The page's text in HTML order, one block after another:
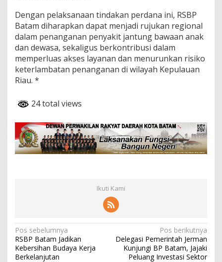
Dengan pelaksanaan tindakan perdana ini, RSBP
Batam diharapkan dapat menjadi rujukan regional
dalam penanganan penyakit jantung bawaan anak
dan dewasa, sekaligus berkontribusi dalam
memperluas akses layanan dan menurunkan risiko
keterlambatan penanganan di wilayah Kepulauan
Riau. *
24 total views
Ikuti Kami
N
a
Pos sebelumnya
RSBP Batam Jadikan
Kebersihan Budaya Kerja
Berkelanjutan
Pos berikutnya
Delegasi Pemerintah Jerman
Kunjungi BP Batam, Jajaki
Peluang Investasi Sektor